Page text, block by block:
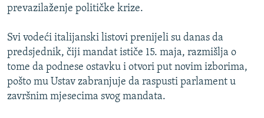
INFOGRAFIKE
KINA NA BALKANU
ISPRIČAJ MI
DNEVNO@RSE
SPECIJALI RSE
prevazilaženje političke krize.
Svi vodeći italijanski listovi prenijeli su danas da
predsjednik, čiji mandat ističe 15. maja, razmišlja o
tome da podnese ostavku i otvori put novim izborima,
pošto mu Ustav zabranjuje da raspusti parlament u
završnim mjesecima svog mandata.